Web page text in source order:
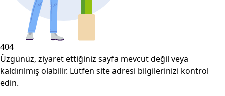
404
Üzgünüz, ziyaret ettiğiniz sayfa mevcut değil veya
kaldırılmış olabilir. Lütfen site adresi bilgilerinizi kontrol
edin.